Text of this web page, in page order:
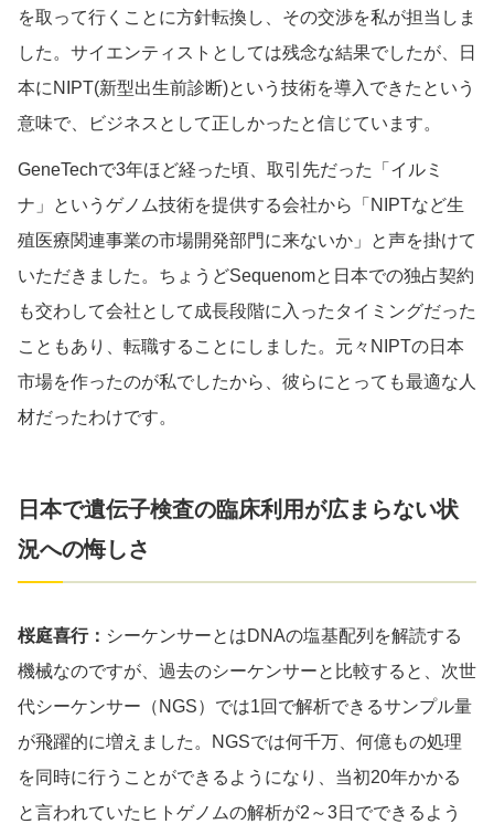
を取って行くことに方針転換し、その交渉を私が担当しま
した。サイエンティストとしては残念な結果でしたが、日
本にNIPT(新型出生前診断)という技術を導入できたという
意味で、ビジネスとして正しかったと信じています。
GeneTechで3年ほど経った頃、取引先だった「イルミ
ナ」というゲノム技術を提供する会社から「NIPTなど生
殖医療関連事業の市場開発部門に来ないか」と声を掛けて
いただきました。ちょうどSequenomと日本での独占契約
も交わして会社として成長段階に入ったタイミングだった
こともあり、転職することにしました。元々NIPTの日本
市場を作ったのが私でしたから、彼らにとっても最適な人
材だったわけです。
日本で遺伝子検査の臨床利用が広まらない状
況への悔しさ
桜庭喜行： シーケンサーとはDNAの塩基配列を解読する
機械なのですが、過去のシーケンサーと比較すると、次世
代シーケンサー（NGS）では1回で解析できるサンプル量
が飛躍的に増えました。NGSでは何千万、何億もの処理
を同時に行うことができるようになり、当初20年かかる
と言われていたヒトゲノムの解析が2～3日でできるよう